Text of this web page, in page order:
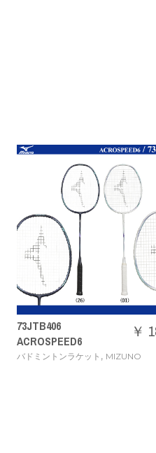
￥ 18480
71GA2444
ウエーブク
バドミントンシ